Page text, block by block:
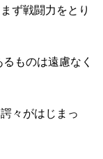
ず戦闘力をとり
ものは遠慮なく
々がはじまっ